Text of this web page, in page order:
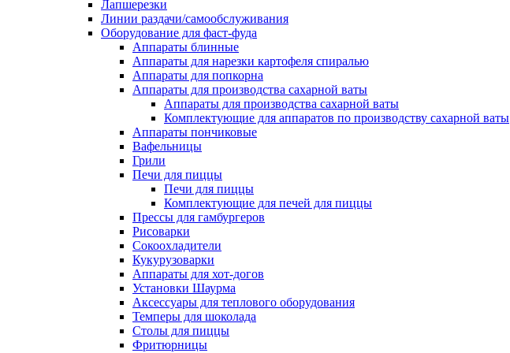
Лапшерезки
Линии раздачи/самообслуживания
Оборудование для фаст-фуда
Аппараты блинные
Аппараты для нарезки картофеля спиралью
Аппараты для попкорна
Аппараты для производства сахарной ваты
Аппараты для производства сахарной ваты
Комплектующие для аппаратов по производству сахарной ваты
Аппараты пончиковые
Вафельницы
Грили
Печи для пиццы
Печи для пиццы
Комплектующие для печей для пиццы
Прессы для гамбургеров
Рисоварки
Сокоохладители
Кукурузоварки
Аппараты для хот-догов
Установки Шаурма
Аксессуары для теплового оборудования
Темперы для шоколада
Столы для пиццы
Фритюрницы